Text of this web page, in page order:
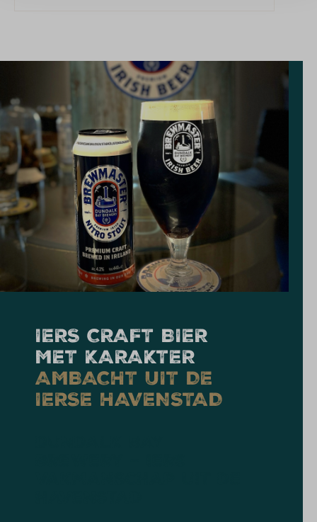
IERS CRAFT BIER
MET KARAKTER
AMBACHT UIT DE
IERSE HAVENSTAD